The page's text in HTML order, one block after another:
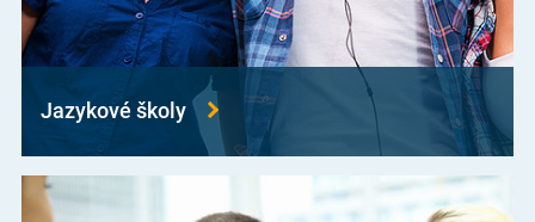
Jazykové školy